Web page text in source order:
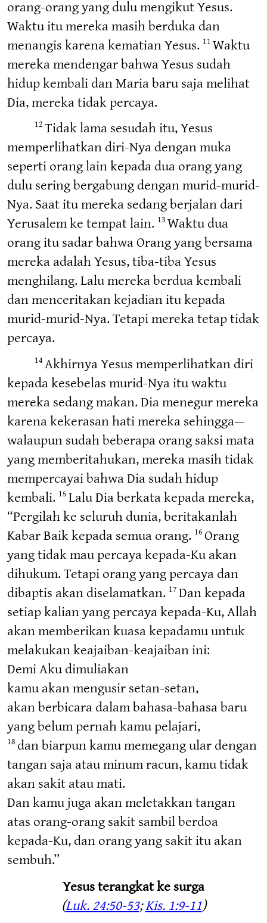
orang-orang yang dulu mengikut Yesus.
Waktu itu mereka masih berduka dan
menangis karena kematian Yesus. 11 Waktu
mereka mendengar bahwa Yesus sudah
hidup kembali dan Maria baru saja melihat
Dia, mereka tidak percaya.
12 Tidak lama sesudah itu, Yesus
memperlihatkan diri-Nya dengan muka
seperti orang lain kepada dua orang yang
dulu sering bergabung dengan murid-murid-
Nya. Saat itu mereka sedang berjalan dari
Yerusalem ke tempat lain. 13 Waktu dua
orang itu sadar bahwa Orang yang bersama
mereka adalah Yesus, tiba-tiba Yesus
menghilang. Lalu mereka berdua kembali
dan menceritakan kejadian itu kepada
murid-murid-Nya. Tetapi mereka tetap tidak
percaya.
14 Akhirnya Yesus memperlihatkan diri
kepada kesebelas murid-Nya itu waktu
mereka sedang makan. Dia menegur mereka
karena kekerasan hati mereka sehingga—
walaupun sudah beberapa orang saksi mata
yang memberitahukan, mereka masih tidak
mempercayai bahwa Dia sudah hidup
kembali. 15 Lalu Dia berkata kepada mereka,
“Pergilah ke seluruh dunia, beritakanlah
Kabar Baik kepada semua orang. 16 Orang
yang tidak mau percaya kepada-Ku akan
dihukum. Tetapi orang yang percaya dan
dibaptis akan diselamatkan. 17 Dan kepada
setiap kalian yang percaya kepada-Ku, Allah
akan memberikan kuasa kepadamu untuk
melakukan keajaiban-keajaiban ini:
Demi Aku dimuliakan
kamu akan mengusir setan-setan,
akan berbicara dalam bahasa-bahasa baru
yang belum pernah kamu pelajari,
18 dan biarpun kamu memegang ular dengan
tangan saja atau minum racun, kamu tidak
akan sakit atau mati.
Dan kamu juga akan meletakkan tangan
atas orang-orang sakit sambil berdoa
kepada-Ku, dan orang yang sakit itu akan
sembuh.”
Yesus terangkat ke surga
(Luk. 24:50-53;Kis. 1:9-11)